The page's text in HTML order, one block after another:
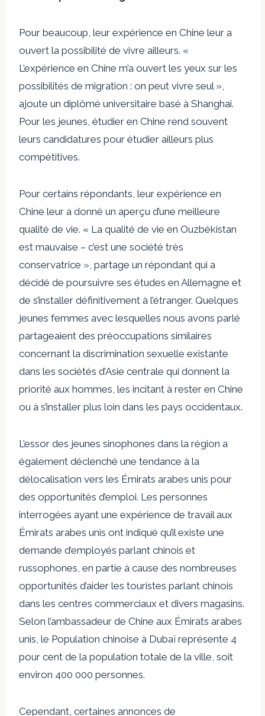
Pour beaucoup, leur expérience en Chine leur a
ouvert la possibilité de vivre ailleurs. «
L’expérience en Chine m’a ouvert les yeux sur les
possibilités de migration : on peut vivre seul »,
ajoute un diplômé universitaire basé à Shanghai.
Pour les jeunes, étudier en Chine rend souvent
leurs candidatures pour étudier ailleurs plus
compétitives.
Pour certains répondants, leur expérience en
Chine leur a donné un aperçu d’une meilleure
qualité de vie. « La qualité de vie en Ouzbékistan
est mauvaise – c’est une société très
conservatrice », partage un répondant qui a
décidé de poursuivre ses études en Allemagne et
de s’installer définitivement à l’étranger. Quelques
jeunes femmes avec lesquelles nous avons parlé
partageaient des préoccupations similaires
concernant la discrimination sexuelle existante
dans les sociétés d’Asie centrale qui donnent la
priorité aux hommes, les incitant à rester en Chine
ou à s’installer plus loin dans les pays occidentaux.
L’essor des jeunes sinophones dans la région a
également déclenché une tendance à la
délocalisation vers les Émirats arabes unis pour
des opportunités d’emploi. Les personnes
interrogées ayant une expérience de travail aux
Émirats arabes unis ont indiqué qu’il existe une
demande d’employés parlant chinois et
russophones, en partie à cause des nombreuses
opportunités d’aider les touristes parlant chinois
dans les centres commerciaux et divers magasins.
Selon l’ambassadeur de Chine aux Émirats arabes
unis, le Population chinoise à Dubaï représente 4
pour cent de la population totale de la ville, soit
environ 400 000 personnes.
Cependant, certaines annonces de